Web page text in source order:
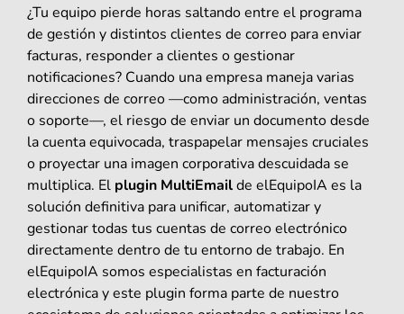
¿Tu equipo pierde horas saltando entre el programa
de gestión y distintos clientes de correo para enviar
facturas, responder a clientes o gestionar
notificaciones? Cuando una empresa maneja varias
direcciones de correo —como administración, ventas
o soporte—, el riesgo de enviar un documento desde
la cuenta equivocada, traspapelar mensajes cruciales
o proyectar una imagen corporativa descuidada se
multiplica. El plugin MultiEmailde elEquipoIA es la
solución definitiva para unificar, automatizar y
gestionar todas tus cuentas de correo electrónico
directamente dentro de tu entorno de trabajo. En
elEquipoIA somos especialistas en facturación
electrónica y este plugin forma parte de nuestro